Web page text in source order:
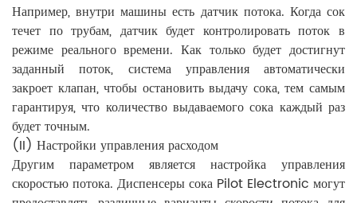
Например, внутри машины есть датчик потока. Когда сок
течет по трубам, датчик будет контролировать поток в
режиме реального времени. Как только будет достигнут
заданный поток, система управления автоматически
закроет клапан, чтобы остановить выдачу сока, тем самым
гарантируя, что количество выдаваемого сока каждый раз
будет точным.
(II) Настройки управления расходом
Другим параметром является настройка управления
скоростью потока. Диспенсеры сока Pilot Electronic могут